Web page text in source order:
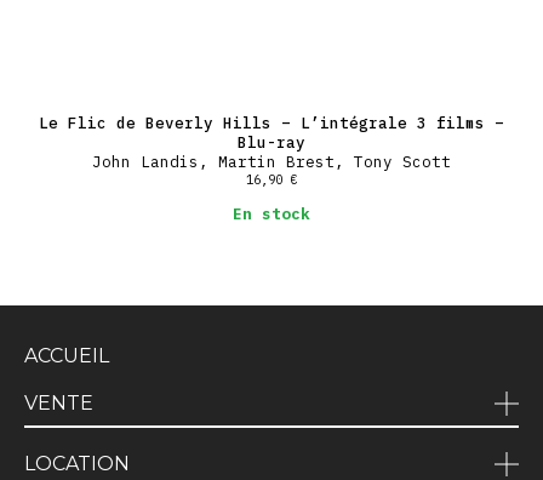
Le Flic de Beverly Hills – L’intégrale 3 films –
Blu-ray
John Landis, Martin Brest, Tony Scott
16,90 €
En stock
ACCUEIL
VENTE
LOCATION